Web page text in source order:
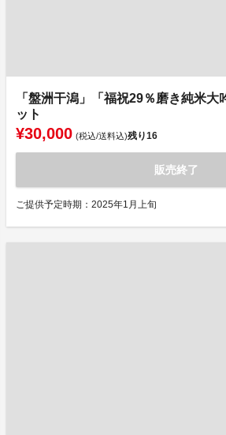
「盤洲干潟」「福祝29％磨き純米大
ット
¥30,000 (税込/送料込)残り16
販売終了
ご提供予定時期：2025年1月上旬